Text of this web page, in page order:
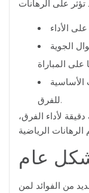
الجوية
الأساسية
للفرق.
لأداء الفرق،
عام
من الفوائد لمن